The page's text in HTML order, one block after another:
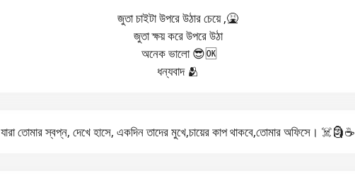
জুতা চাইটা উপরে উঠার চেয়ে ,🤮
জুতা ক্ষয় করে উপরে উঠা
অনেক ভালো 😎🆗
ধন্যবাদ 🫂
যারা তোমার স্বপ্ন, দেখে হাসে, একদিন তাদের মুখে,চায়ের কাপ থাকবে,তোমার অফিসে। ☠️🗿☕